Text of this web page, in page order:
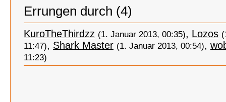
Errungen durch (4)
KuroTheThirdzz (1. Januar 2013, 00:35), Lozos
11:47), Shark Master (1. Januar 2013, 00:54),
11:23)